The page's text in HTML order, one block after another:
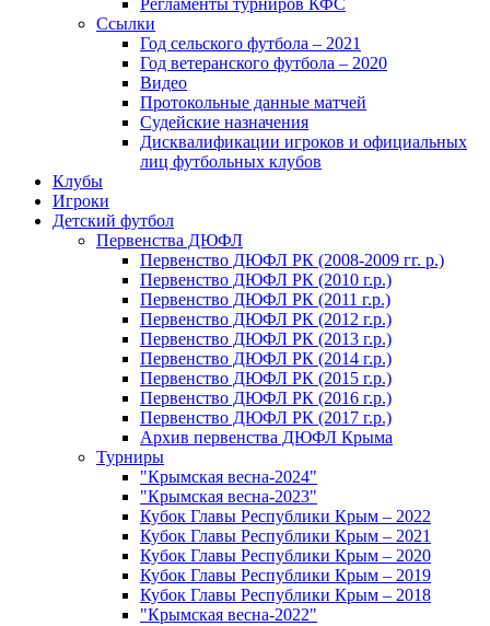
Регламенты турниров КФС
Ссылки
Год сельского футбола – 2021
Год ветеранского футбола – 2020
Видео
Протокольные данные матчей
Судейские назначения
Дисквалификации игроков и официальных
лиц футбольных клубов
Клубы
Игроки
Детский футбол
Первенства ДЮФЛ
Первенство ДЮФЛ РК (2008-2009 гг. р.)
Первенство ДЮФЛ РК (2010 г.р.)
Первенство ДЮФЛ РК (2011 г.р.)
Первенство ДЮФЛ РК (2012 г.р.)
Первенство ДЮФЛ РК (2013 г.р.)
Первенство ДЮФЛ РК (2014 г.р.)
Первенство ДЮФЛ РК (2015 г.р.)
Первенство ДЮФЛ РК (2016 г.р.)
Первенство ДЮФЛ РК (2017 г.р.)
Архив первенства ДЮФЛ Крыма
Турниры
"Крымская весна-2024"
"Крымская весна-2023"
Кубок Главы Республики Крым – 2022
Кубок Главы Республики Крым – 2021
Кубок Главы Республики Крым – 2020
Кубок Главы Республики Крым – 2019
Кубок Главы Республики Крым – 2018
"Крымская весна-2022"